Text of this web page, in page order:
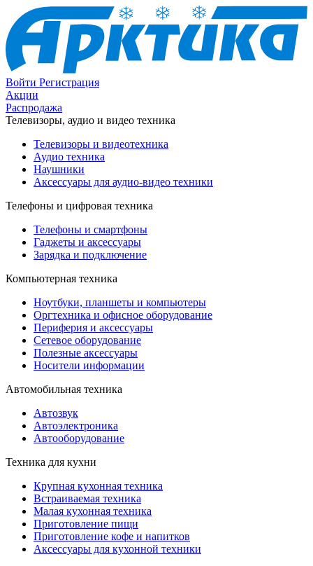
Войти Регистрация
Акции
Распродажа
Телевизоры, аудио и видео техника
Телевизоры и видеотехника
Аудио техника
Наушники
Аксессуары для аудио-видео техники
Телефоны и цифровая техника
Телефоны и смартфоны
Гаджеты и аксессуары
Зарядка и подключение
Компьютерная техника
Ноутбуки, планшеты и компьютеры
Оргтехника и офисное оборудование
Периферия и аксессуары
Cетевое оборудование
Полезные аксессуары
Носители информации
Автомобильная техника
Автозвук
Автоэлектроника
Автооборудование
Техника для кухни
Крупная кухонная техника
Встраиваемая техника
Малая кухонная техника
Приготовление пищи
Приготовление кофе и напитков
Аксессуары для кухонной техники